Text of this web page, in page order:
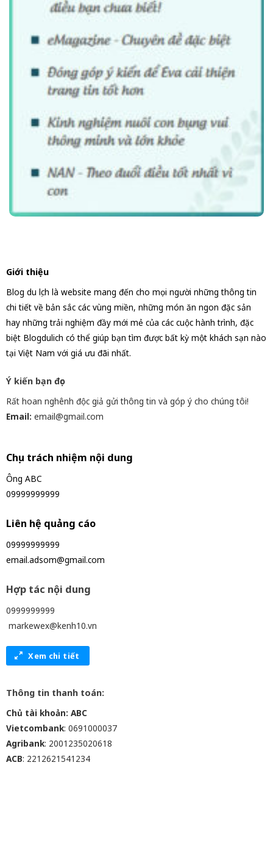
Giới thiệu
Blog du lịch là website mang đến cho mọi người những thông tin
chi tiết về bản sắc các vùng miền, những món ăn ngon đặc sản
hay những trải nghiệm đầy mới mẻ của các cuộc hành trình, đặc
biệt Blogdulich có thể giúp bạn tìm được bất kỳ một khách sạn nào
tại Việt Nam với giá ưu đãi nhất.
Ý kiến bạn đọc
Rất hoan nghênh độc giả gửi thông tin và góp ý cho chúng tôi!
Email: email@gmail.com
Chịu trách nhiệm nội dung
Ông ABC
09999999999
Liên hệ quảng cáo
09999999999
email.adsom@gmail.com
Hợp tác nội dung
0999999999
markewex@kenh10.vn
Xem chi tiết
Thông tin thanh toán:
Chủ tài khoản: ABC
Vietcombank: 0691000037
Agribank: 2001235020618
ACB: 2212621541234